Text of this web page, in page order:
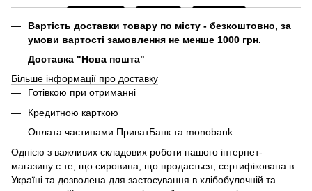
Вартість доставки товару по місту - безкоштовно, за
умови вартості замовлення не менше 1000 грн.
Доставка "Нова пошта"
Більше інформації про доставку
Готівкою при отриманні
Кредитною карткою
Оплата частинами ПриватБанк та monobank
Однією з важливих складових роботи нашого інтернет-
магазину є те, що сировина, що продається, сертифікована в
Україні та дозволена для застосування в хлібобулочній та